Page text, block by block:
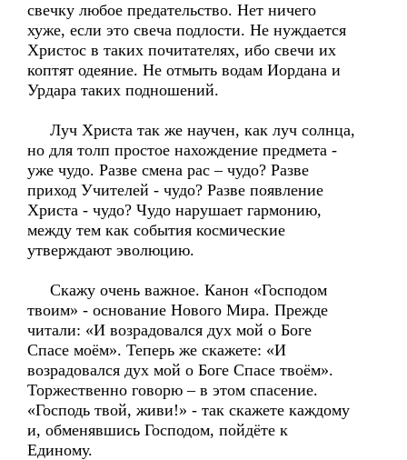
свечку любое предательство. Нет ничего
хуже, если это свеча подлости. Не нуждается
Христос в таких почитателях, ибо свечи их
коптят одеяние. Не отмыть водам Иордана и
Урдара таких подношений.
Луч Христа так же научен, как луч солнца,
но для толп простое нахождение предмета -
уже чудо. Разве смена рас – чудо? Разве
приход Учителей - чудо? Разве появление
Христа - чудо? Чудо нарушает гармонию,
между тем как события космические
утверждают эволюцию.
Скажу очень важное. Канон «Господом
твоим» - основание Нового Мира. Прежде
читали: «И возрадовался дух мой о Боге
Спасе моём». Теперь же скажете: «И
возрадовался дух мой о Боге Спасе твоём».
Торжественно говорю – в этом спасение.
«Господь твой, живи!» - так скажете каждому
и, обменявшись Господом, пойдёте к
Единому.